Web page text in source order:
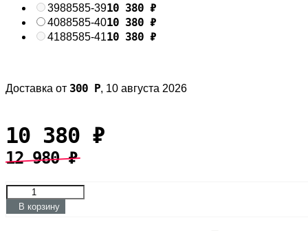
3988585-3910 380 ₽
4088585-4010 380 ₽
4188585-4110 380 ₽
Доставка от 300 Р, 10 августа 2026
10 380 ₽
12 980₽
В корзину